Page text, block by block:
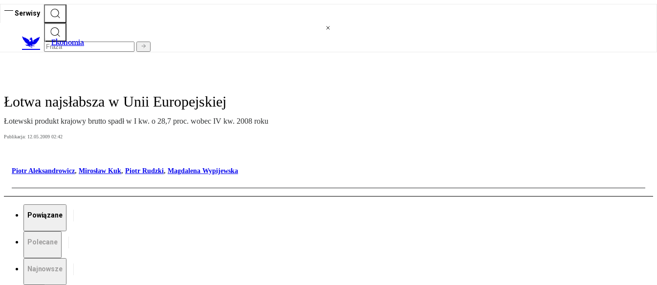
Serwisy
Ekonomia
Łotwa najsłabsza w Unii Europejskiej
Łotewski produkt krajowy brutto spadł w I kw. o 28,7 proc. wobec IV kw. 2008 roku
Publikacja: 12.05.2009 02:42
Piotr Aleksandrowicz, Mirosław Kuk, Piotr Rudzki, Magdalena Wypijewska
Powiązane
Polecane
Najnowsze